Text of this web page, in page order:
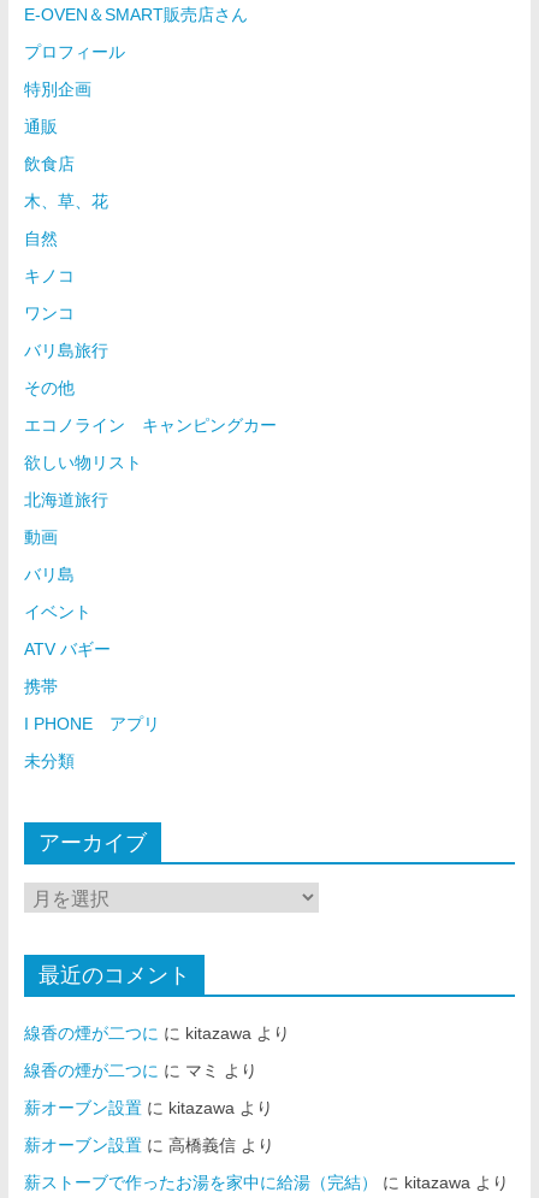
E-OVEN＆SMART販売店さん
プロフィール
特別企画
通販
飲食店
木、草、花
自然
キノコ
ワンコ
バリ島旅行
その他
エコノライン キャンピングカー
欲しい物リスト
北海道旅行
動画
バリ島
イベント
ATV バギー
携帯
I PHONE アプリ
未分類
アーカイブ
最近のコメント
線香の煙が二つに に kitazawa より
線香の煙が二つに に マミ
より
薪オーブン設置に kitazawa より
薪オーブン設置に 高橋義信より
薪ストーブで作ったお湯を家中に給湯（完結）
に kitazawa より